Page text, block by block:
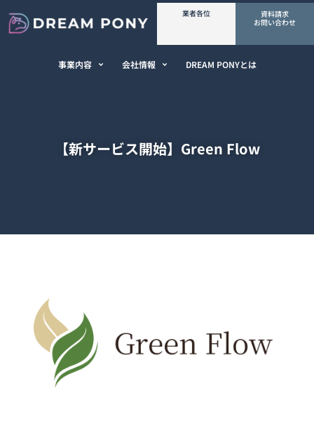
業者各位
資料請求
お問い合わせ
事業内容 会社情報 DREAM PONYとは
【新サービス開始】Green Flow